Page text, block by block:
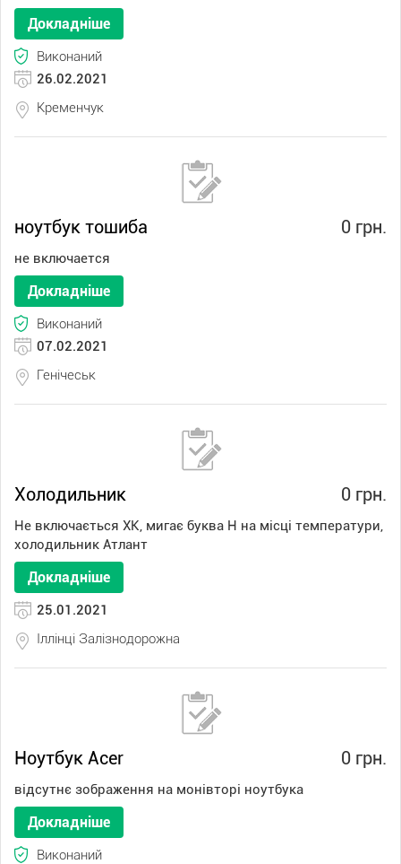
Докладніше
Виконаний
26.02.2021
Кременчук
0 грн.
ноутбук тошиба
не включается
Докладніше
Виконаний
07.02.2021
Генічеськ
0 грн.
Холодильник
Не включається ХК, мигає буква Н на місці температури,
холодильник Атлант
Докладніше
25.01.2021
Іллінці Залізнодорожна
0 грн.
Ноутбук Acer
відсутнє зображення на монівторі ноутбука
Докладніше
Виконаний